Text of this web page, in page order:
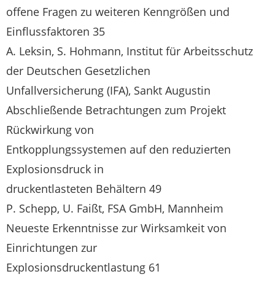
offene Fragen zu weiteren Kenngrößen und
Einflussfaktoren 35
A. Leksin, S. Hohmann, Institut für Arbeitsschutz
der Deutschen Gesetzlichen
Unfallversicherung (IFA), Sankt Augustin
Abschließende Betrachtungen zum Projekt
Rückwirkung von
Entkopplungssystemen auf den reduzierten
Explosionsdruck in
druckentlasteten Behältern 49
P. Schepp, U. Faißt, FSA GmbH, Mannheim
Neueste Erkenntnisse zur Wirksamkeit von
Einrichtungen zur
Explosionsdruckentlastung 61